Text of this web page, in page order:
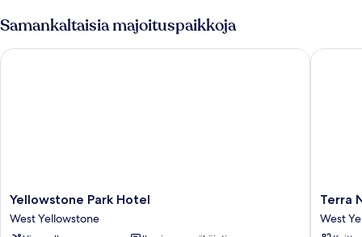
Samankaltaisia majoituspaikkoja
Yellowstone
Park
Hotel
Yellowstone Park Hotel
West Yellowstone
Yellowstone Park Hotel
Terra
Nova
Cabins
Terra
West
Terra